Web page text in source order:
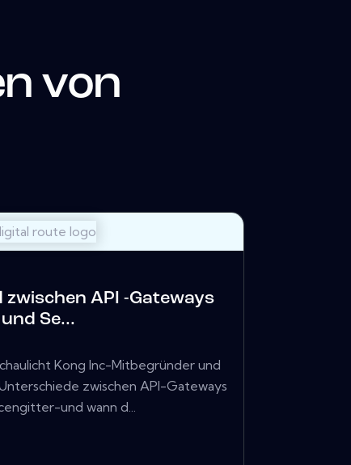
von
API -Gateways
und Se...
Kong Inc-Mitbegründer und
zwischen API-Gateways
und wann d...